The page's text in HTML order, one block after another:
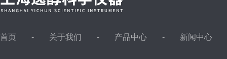
首页 关于我们 产品中心 新闻中心